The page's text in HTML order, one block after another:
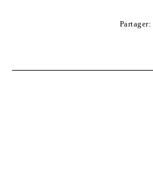
Partager: